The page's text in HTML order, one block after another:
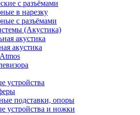
с разъёмами
в нарезку
с разъёмами
(Акустика)
акустика
акустика
устройства
подставки, опоры
устройства и ножки